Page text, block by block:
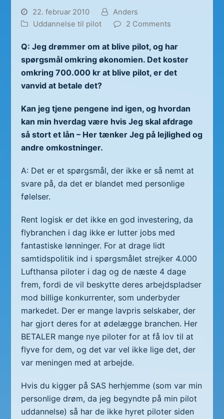
22. februar 2010
Anders
Uddannelse til pilot
2 Comments
Q: Jeg drømmer om at blive pilot, og har
spørgsmål omkring økonomien. Det koster
omkring 700.000 kr at blive pilot, er det
vanvid at betale det?
Kan jeg tjene pengene ind igen, og hvordan
kan min hverdag være hvis Jeg skal afdrage
så stort et lån – Her tænker Jeg på lejlighed og
andre omkostninger.
A: Det er et spørgsmål, der ikke er så nemt at
svare på, da det er blandet med personlige
følelser.
Rent logisk er det ikke en god investering, da
flybranchen i dag ikke er lutter jobs med
fantastiske lønninger. For at drage lidt
samtidspolitik ind i spørgsmålet strejker 4.000
Lufthansa piloter i dag og de næste 4 dage
frem, fordi de vil beskytte deres arbejdspladser
mod billige konkurrenter, som underbyder
markedet. Der er mange lavpris selskaber, der
har gjort deres for at ødelægge branchen. Her
BETALER mange nye piloter for at få lov til at
flyve for dem, og det var vel ikke lige det, der
var meningen med at arbejde.
Hvis du kigger på SAS herhjemme (som var min
personlige drøm, da jeg begyndte på min pilot
uddannelse) så har de ikke hyret piloter siden